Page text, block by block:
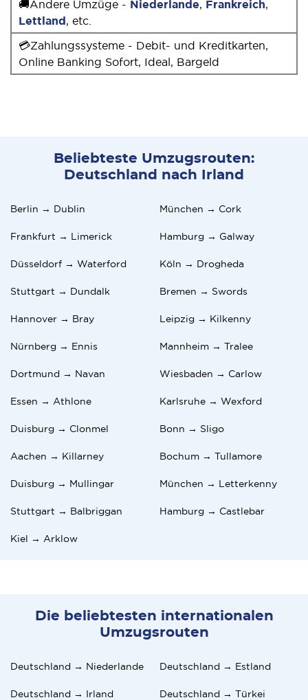
🚚Andere Umzüge - Niederlande, Frankreich,
Lettland, etc.
💳Zahlungssysteme - Debit- und Kreditkarten,
Online Banking Sofort, Ideal, Bargeld
Beliebteste Umzugsrouten:
Deutschland nach Irland
Berlin → Dublin München → Cork
Frankfurt → Limerick Hamburg → Galway
Düsseldorf → Waterford Köln → Drogheda
Stuttgart → Dundalk Bremen → Swords
Hannover → Bray Leipzig → Kilkenny
Nürnberg → Ennis Mannheim → Tralee
Dortmund → Navan Wiesbaden → Carlow
Essen → Athlone Karlsruhe → Wexford
Duisburg → Clonmel Bonn → Sligo
Aachen → Killarney Bochum → Tullamore
Duisburg → Mullingar München → Letterkenny
Stuttgart → Balbriggan Hamburg → Castlebar
Kiel → Arklow
Die beliebtesten internationalen
Umzugsrouten
Deutschland → Niederlande Deutschland → Estland
Deutschland → Irland Deutschland → Türkei